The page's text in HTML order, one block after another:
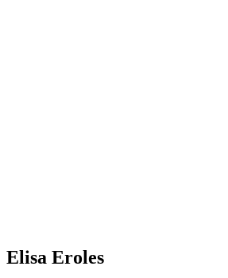
Elisa Eroles